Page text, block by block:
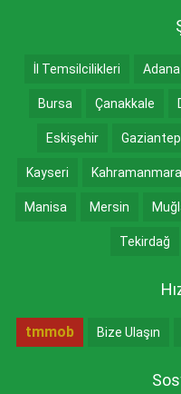
İl Temsilcilikleri Adana
Bursa Çanakkale
Eskişehir Gaziantep
Kayseri
Manisa Mersin
Tekirdağ
tmmob Bize Ulaşın